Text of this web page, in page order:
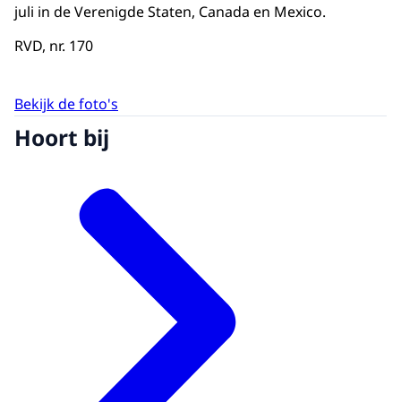
juli in de Verenigde Staten, Canada en Mexico.
RVD, nr. 170
Bekijk de foto's
Hoort bij